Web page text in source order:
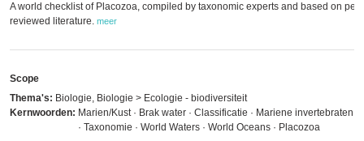
A world checklist of Placozoa, compiled by taxonomic experts and based on
reviewed literature. meer
Scope
Thema's: Biologie, Biologie > Ecologie - biodiversiteit
Kernwoorden: Marien/Kust · Brak water · Classificatie · Mariene invertebraten ·
· Taxonomie · World Waters · World Oceans · Placozoa